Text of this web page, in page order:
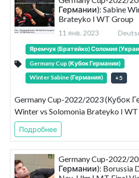
Германии): Sabine
Brateyko I WT Group
11 янв. 2023
Яремчук (Братейко) Соломия
Germany Cup (Кубок Германии)
Winter Sabine (Германия)
+5
Germany Cup-2022/2023 (Кубок
Winter vs Solomonia Brateyko I
Подробнее
Germany Cup-2022/
Германии): Borussia